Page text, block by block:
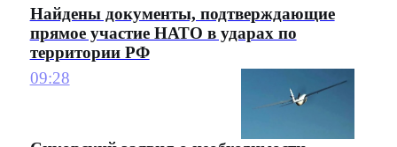
Найдены документы, подтверждающие
прямое участие НАТО в ударах по
территории РФ
09:28